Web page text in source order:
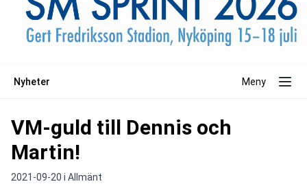
Nyheter Meny
VM-guld till Dennis och
Martin!
2021-09-20 i Allmänt